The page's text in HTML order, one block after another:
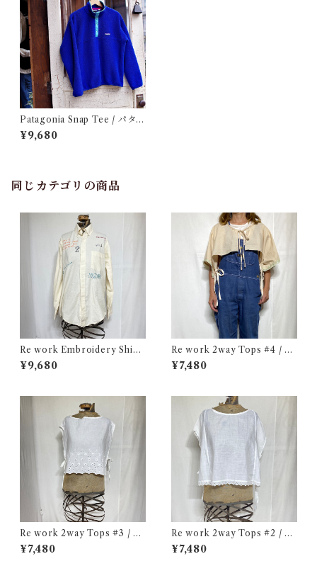
Patagonia Snap Tee / パタゴ
ニア スナップ ティー フリース
古着
¥9,680
同じカテゴリの商品
Re work Embroidery Shirt
/ リワーク ハンド刺繍入り シ
ャツ 古着
¥9,680
Re work 2way Tops #4 / リ
ワーク 2way トップス 古着
¥7,480
Re work 2way Tops #3 / リ
ワーク 2way トップス 古着
¥7,480
Re work 2way Tops #2 / リ
ワーク 2way トップス 古着
¥7,480